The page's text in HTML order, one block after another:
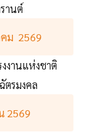
านต์
ม 2569
งานแห่งชาติ
รมงคล
2569